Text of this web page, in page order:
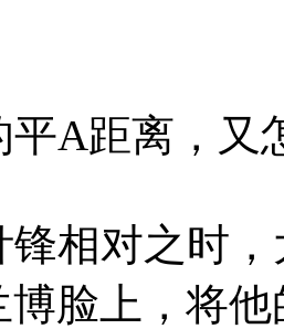
A距离，又
相对之时，
博脸上，将